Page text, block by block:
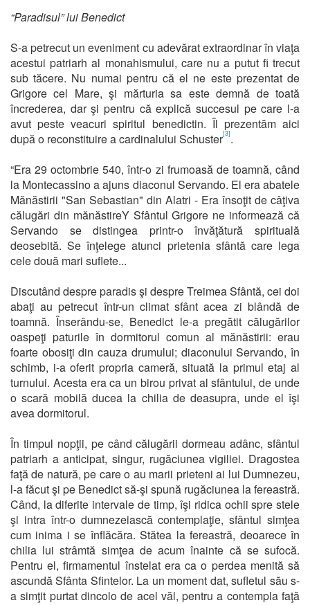
“Paradisul” lui Benedict
S-a petrecut un eveniment cu adevărat extraordinar în viaţa
acestui patriarh al monahismului, care nu a putut fi trecut
sub tăcere. Nu numai pentru că el ne este prezentat de
Grigore cel Mare, şi mărturia sa este demnă de toată
încrederea, dar şi pentru că explică succesul pe care l-a
avut peste veacuri spiritul benedictin. Îl prezentăm aici
după o reconstituire a cardinalului Schuster[3].
“Era 29 octombrie 540, într-o zi frumoasă de toamnă, când
la Montecassino a ajuns diaconul Servando. El era abatele
Mănăstirii "San Sebastian" din Alatri - Era însoţit de câţiva
călugări din mănăstireY Sfântul Grigore ne informează că
Servando se distingea printr-o învăţătură spirituală
deosebită. Se înţelege atunci prietenia sfântă care lega
cele două mari suflete...
Discutând despre paradis şi despre Treimea Sfântă, cei doi
abaţi au petrecut într-un climat sfânt acea zi blândă de
toamnă. Înserându-se, Benedict le-a pregătit călugărilor
oaspeţi paturile în dormitorul comun al mănăstirii: erau
foarte obosiţi din cauza drumului; diaconului Servando, în
schimb, i-a oferit propria cameră, situată la primul etaj al
turnului. Acesta era ca un birou privat al sfântului, de unde
o scară mobilă ducea la chilia de deasupra, unde el îşi
avea dormitorul.
În timpul nopţii, pe când călugării dormeau adânc, sfântul
patriarh a anticipat, singur, rugăciunea vigiliei. Dragostea
faţă de natură, pe care o au marii prieteni ai lui Dumnezeu,
l-a făcut şi pe Benedict să-şi spună rugăciunea la fereastră.
Când, la diferite intervale de timp, îşi ridica ochii spre stele
şi intra într-o dumnezeiască contemplaţie, sfântul simţea
cum inima i se înflăcăra. Stătea la fereastră, deoarece în
chilia lui strâmtă simţea de acum înainte că se sufocă.
Pentru el, firmamentul înstelat era ca o perdea menită să
ascundă Sfânta Sfintelor. La un moment dat, sufletul său s-
a simţit purtat dincolo de acel văl, pentru a contempla faţă